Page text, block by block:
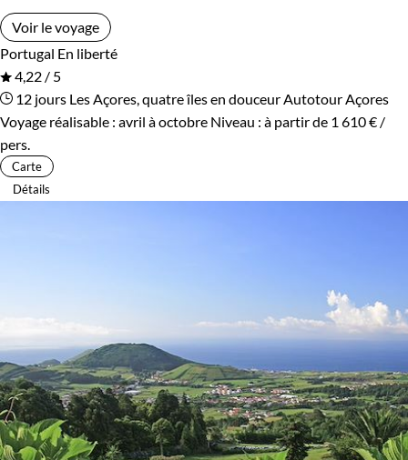
Voir le voyage
Portugal En liberté
4,22 / 5
12 jours Les Açores, quatre îles en douceur Autotour Açores
Voyage réalisable : avril à octobre Niveau : à partir de 1 610 € /
pers.
Carte
Détails